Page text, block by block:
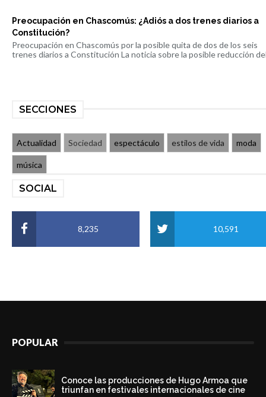
Preocupación en Chascomús: ¿Adiós a dos trenes diarios a
Constitución?
Preocupación en Chascomús por la posible quita de dos de los seis
trenes diarios a Constitución La noticia sobre la posible reducción
SECCIONES
Actualidad Sociedad espectáculo estilos de vida moda
música
SOCIAL
8,235 10,591
POPULAR
Conoce las producciones de Hugo Armoa que
triunfan en festivales internacionales de cine